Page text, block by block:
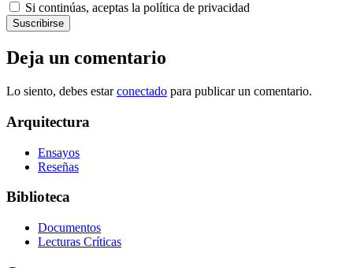
Si continúas, aceptas la política de privacidad
Deja un comentario
Lo siento, debes estarconectado para publicar un comentario.
Arquitectura
Ensayos
Reseñas
Biblioteca
Documentos
Lecturas Críticas